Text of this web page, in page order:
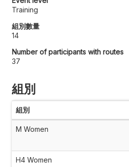
Training
組別數量
14
Number of participants with routes
37
組別
組別
M Women
H4 Women